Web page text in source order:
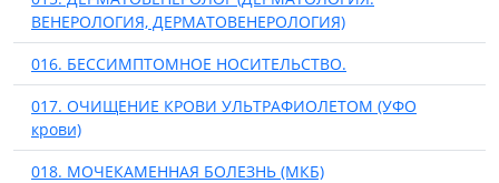
ВЕНЕРОЛОГИЯ, ДЕРМАТОВЕНЕРОЛОГИЯ)
016. БЕССИМПТОМНОЕ НОСИТЕЛЬСТВО.
017. ОЧИЩЕНИЕ КРОВИ УЛЬТРАФИОЛЕТОМ (УФО
крови)
018. МОЧЕКАМЕННАЯ БОЛЕЗНЬ (МКБ)